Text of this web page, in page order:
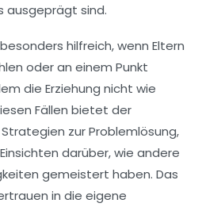
ausgeprägt sind.
hilfreich, wenn Eltern
oder an einem Punkt
die Erziehung nicht wie
Fällen bietet der
zur Problemlösung,
darüber, wie andere
gemeistert haben. Das
in die eigene